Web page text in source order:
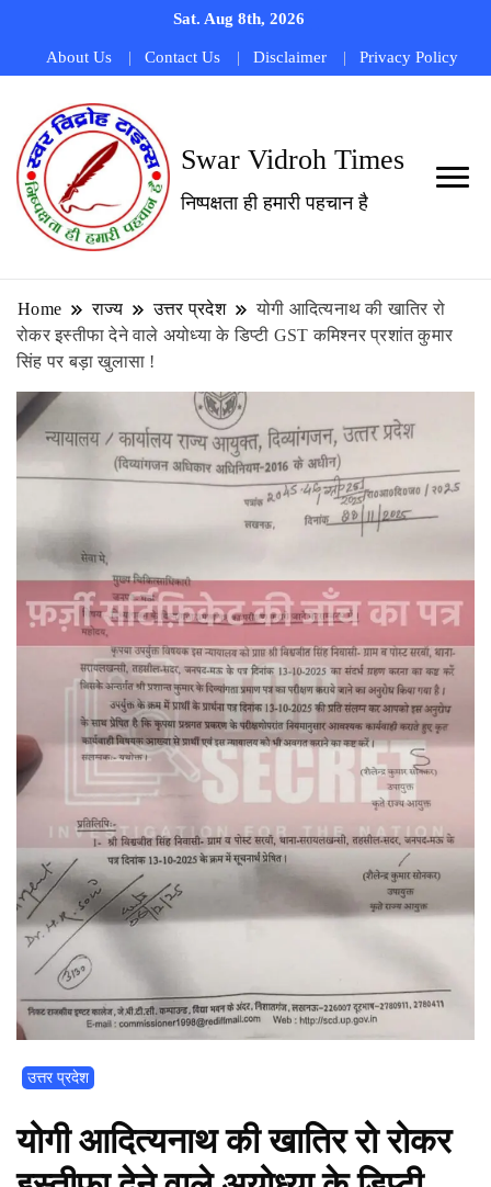
Sat. Aug 8th, 2026
About Us Contact Us Disclaimer Privacy Policy
Swar Vidroh Times
निष्पक्षता ही हमारी पहचान है
Home राज्य उत्तर प्रदेश
योगी आदित्यनाथ की खातिर रो
रोकर इस्तीफा देने वाले अयोध्या के डिप्टी GST कमिश्नर प्रशांत कुमार
सिंह पर बड़ा खुलासा !
उत्तर प्रदेश
योगी आदित्यनाथ की खातिर रो रोकर